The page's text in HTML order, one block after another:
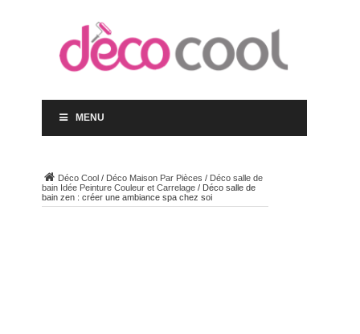
MENU
Déco Cool/ Déco Maison Par Pièces / Déco salle de
bain Idée Peinture Couleur et Carrelage/ Déco salle de
bain zen : créer une ambiance spa chez soi